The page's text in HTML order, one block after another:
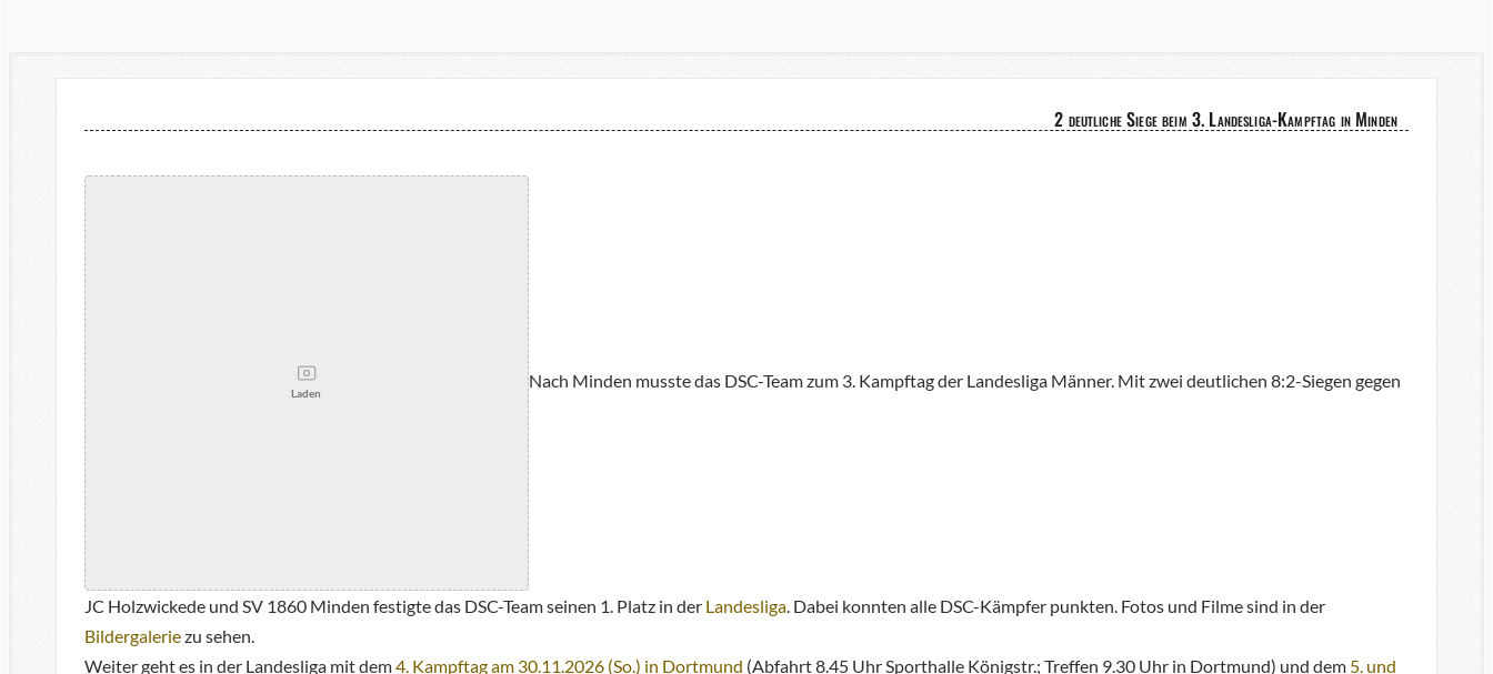
2 deutliche Siege beim 3. Landesliga-Kampftag in Minden
Laden
Nach Minden musste das DSC-Team zum 3. Kampftag der Landesliga Männer. Mit zwei deutlichen 8:2-Siegen gegen
JC Holzwickede und SV 1860 Minden festigte das DSC-Team seinen 1. Platz in der Landesliga. Dabei konnten alle DSC-Kämpfer punkten. Fotos und Filme sind in der
Bildergaleriezu sehen.
Weiter geht es in der Landesliga mit dem4. Kampftag am 30.11.2026 (So.) in Dortmund (Abfahrt 8.45 Uhr Sporthalle Königstr.; Treffen 9.30 Uhr in Dortmund) und dem 5. und